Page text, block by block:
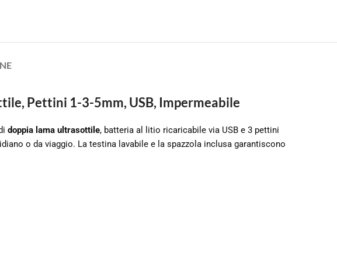
Pettini 1-3-5mm, USB, Impermeabile
doppia lama ultrasottile, batteria al litio ricaricabile via USB e 3 pettini
o da viaggio. La testina lavabile e la spazzola inclusa garantiscono